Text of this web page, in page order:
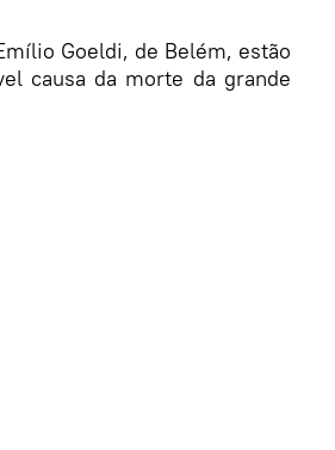
Goeldi, de Belém, estão
causa da morte da grande